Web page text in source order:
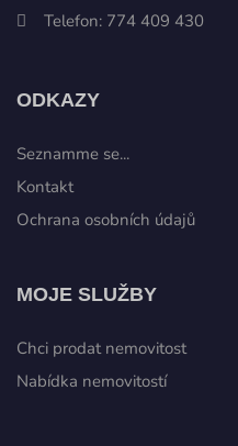
Telefon: 774 409 430
ODKAZY
Seznamme se...
Kontakt
Ochrana osobních údajů
MOJE SLUŽBY
Chci prodat nemovitost
Nabídka nemovitostí